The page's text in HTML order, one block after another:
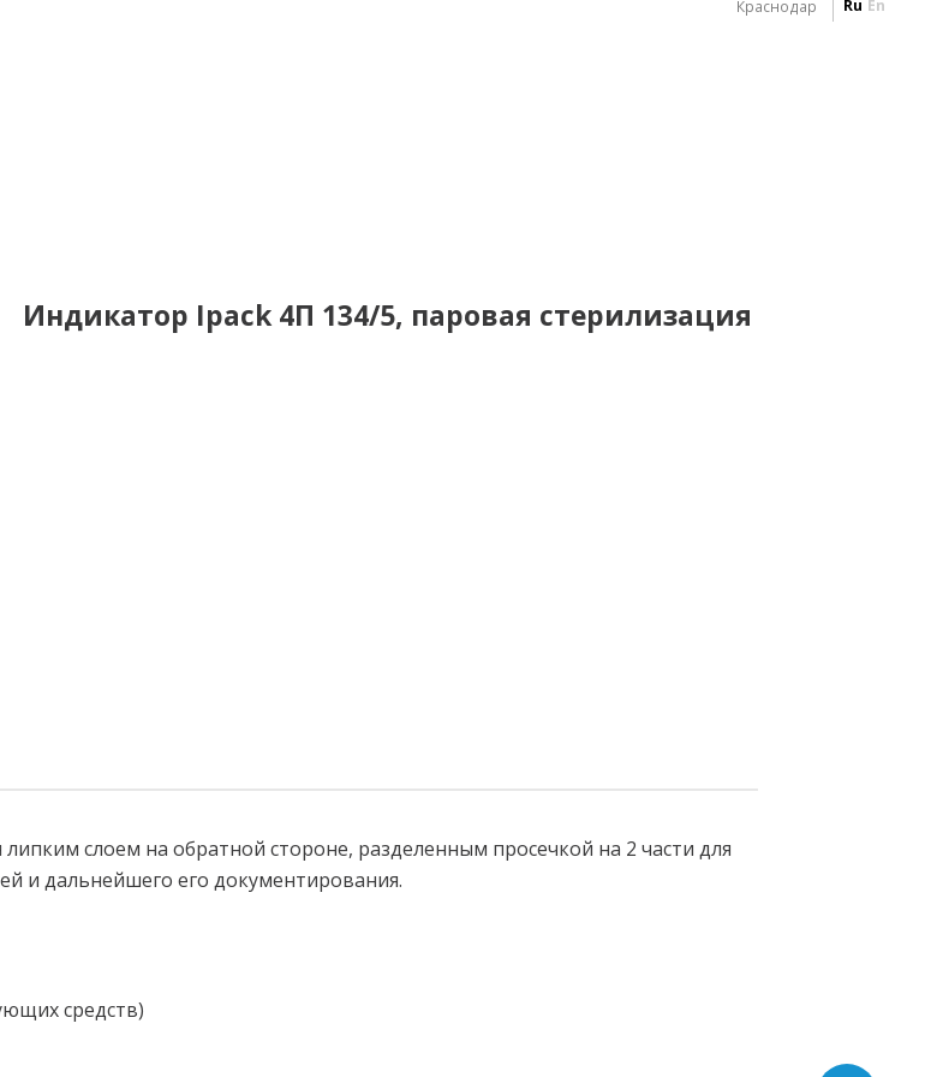
Краснодар Ru En
Индикатор Ipack 4П 134/5, паровая стерилизация
слоем на обратной стороне, разделенным просечкой на 2 части для
и дальнейшего его документирования.
средств)